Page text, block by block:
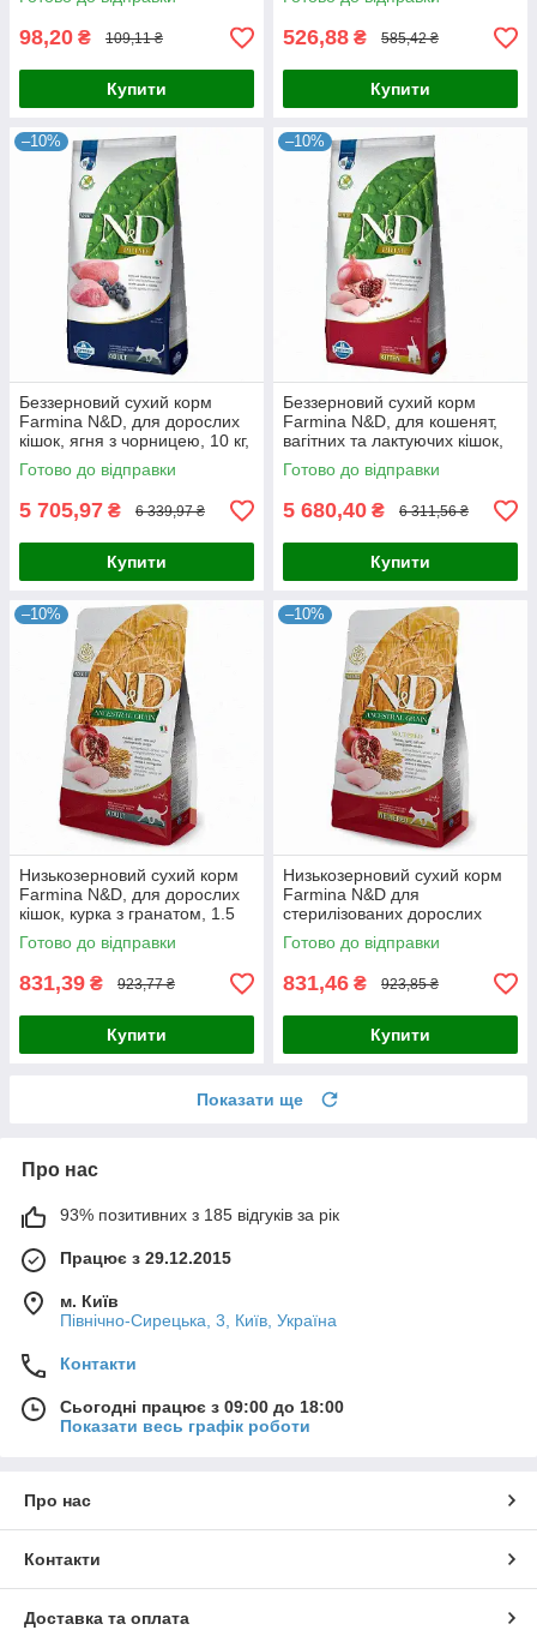
98,20 ₴ 109,11 ₴
Купити
526,88 ₴ 585,42 ₴
Купити
–10%
Беззерновий сухий корм
Farmina N&D, для дорослих
кішок, ягня з чорницею, 10 кг,
оригінал
Готово до відправки
5 705,97 ₴ 6 339,97 ₴
Купити
–10%
Беззерновий сухий корм
Farmina N&D, для кошенят,
вагітних та лактуючих кішок,
курка з гранатом, 10 кг ,
оригінал
Готово до відправки
5 680,40 ₴ 6 311,56 ₴
Купити
–10%
Низькозерновий сухий корм
Farmina N&D, для дорослих
кішок, курка з гранатом, 1.5
кг, оригінал
Готово до відправки
831,39 ₴ 923,77 ₴
Купити
–10%
Низькозерновий сухий корм
Farmina N&D для
стерилізованих дорослих
кішок, курка з гранатом, 1.5 кг
, оригінал
Готово до відправки
831,46 ₴ 923,85 ₴
Купити
Показати ще
Про нас
93% позитивних з 185 відгуків за рік
Працює з 29.12.2015
м. Київ
Північно-Сирецька, 3, Київ, Україна
Контакти
Сьогодні працює з 09:00 до 18:00
Показати весь графік роботи
Про нас
Контакти
Доставка та оплата